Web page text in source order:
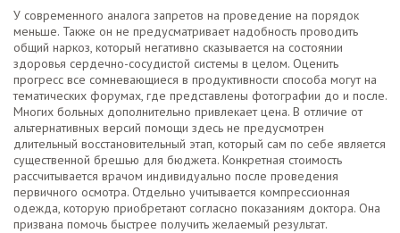
У современного аналога запретов на проведение на порядок
меньше. Также он не предусматривает надобность проводить
общий наркоз, который негативно сказывается на состоянии
здоровья сердечно-сосудистой системы в целом. Оценить
прогресс все сомневающиеся в продуктивности способа могут на
тематических форумах, где представлены фотографии до и после.
Многих больных дополнительно привлекает цена. В отличие от
альтернативных версий помощи здесь не предусмотрен
длительный восстановительный этап, который сам по себе является
существенной брешью для бюджета. Конкретная стоимость
рассчитывается врачом индивидуально после проведения
первичного осмотра. Отдельно учитывается компрессионная
одежда, которую приобретают согласно показаниям доктора. Она
призвана помочь быстрее получить желаемый результат.